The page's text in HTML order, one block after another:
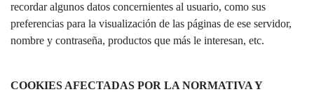
recordar algunos datos concernientes al usuario, como sus
preferencias para la visualización de las páginas de ese servidor,
nombre y contraseña, productos que más le interesan, etc.
COOKIES AFECTADAS POR LA NORMATIVA Y